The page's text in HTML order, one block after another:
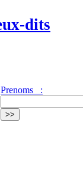
dits
Prenoms :